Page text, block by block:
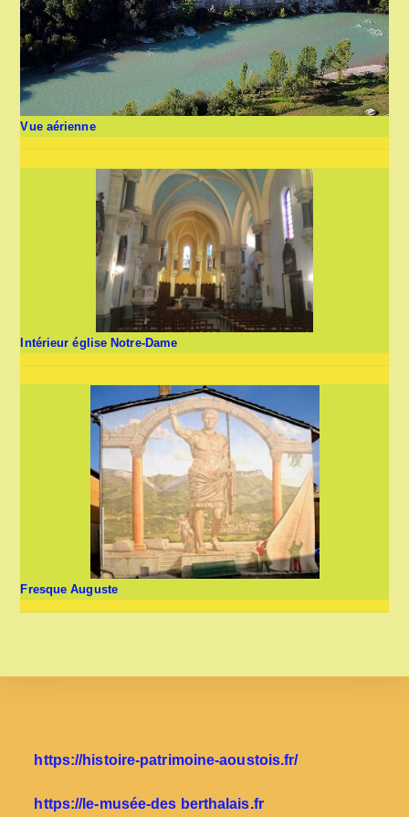
Vue aérienne
Intérieur église Notre-Dame
Fresque Auguste
https://histoire-patrimoine-aoustois.fr/
https://le-musée-des berthalais.fr